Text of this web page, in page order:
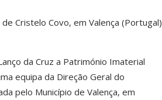
Cristelo Covo, em Valença (Portugal)
da Cruz a Património Imaterial
equipa da Direção Geral do
pelo Município de Valença, em